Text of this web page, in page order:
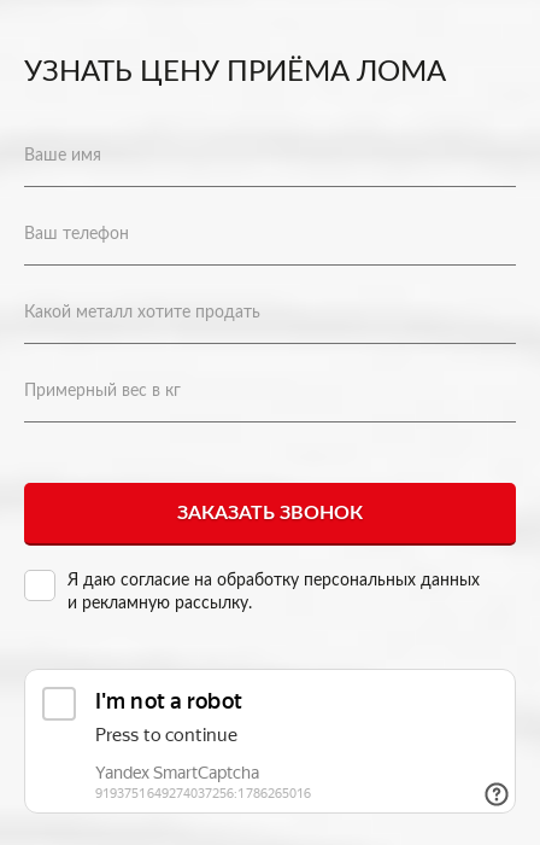
УЗНАТЬ ЦЕНУ ПРИЁМА ЛОМА
Я даю согласие на обработку персональных данных
и рекламную рассылку.